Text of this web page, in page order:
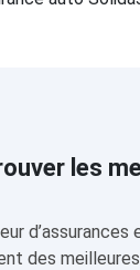
les
d’assurances
des